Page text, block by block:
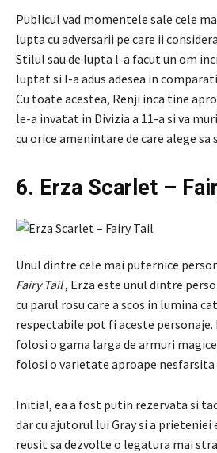
Publicul vad momentele sale cele
lupta cu adversarii pe care ii
Stilul sau de lupta l-a facut un om
luptat si l-a adus adesea in
Cu toate acestea, Renji inca tine
le-a invatat in Divizia a 11-a si va
cu orice amenintare de care alege sa
6. Erza Scarlet –
Unul dintre cele mai puternice
Fairy Tail, Erza este unul dintre
cu parul rosu care a scos in lumina
respectabile pot fi aceste personaje.
folosi o gama larga de armuri
folosi o varietate aproape nesfarsita
Initial, ea a fost putin rezervata si
dar cu ajutorul lui Gray si a prieteniei
reusit sa dezvolte o legatura mai